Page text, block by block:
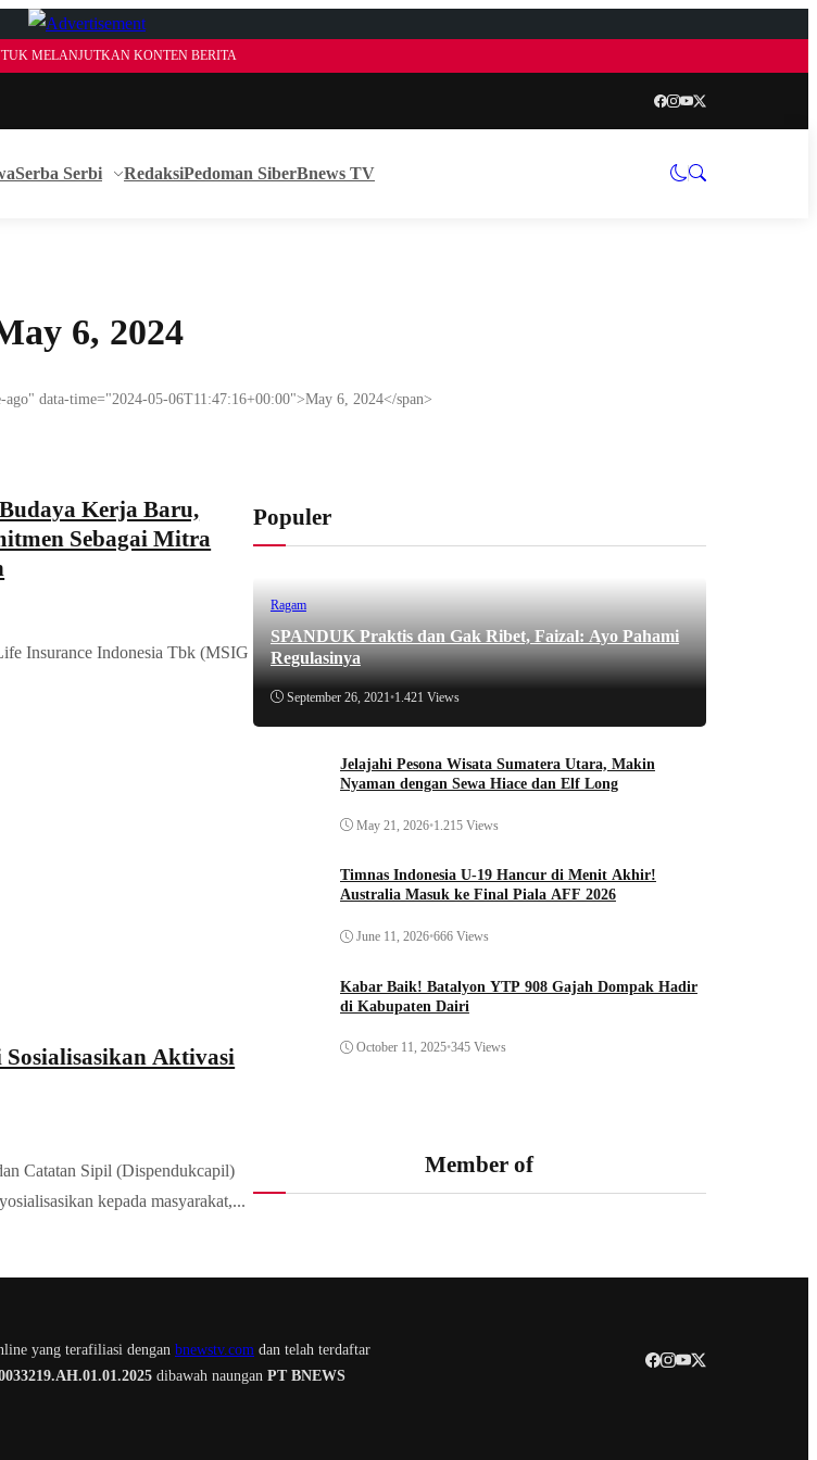
MELANJUTKAN KONTEN BERITA
Serba Serbi RedaksiPedoman SiberBnews TV
6, 2024
data-time="2024-05-06T11:47:16+00:00">May 6, 2024</span>
Kerja Baru,
Sebagai Mitra
Insurance Indonesia Tbk (MSIG
Aktivasi
Catatan Sipil (Dispendukcapil)
kepada masyarakat,...
Populer
Ragam
SPANDUK Praktis dan Gak Ribet, Faizal: Ayo Pahami
Regulasinya
September 26, 2021•1.421 Views
Jelajahi Pesona Wisata Sumatera Utara, Makin
Nyaman dengan Sewa Hiace dan Elf Long
May 21, 2026•1.215 Views
Timnas Indonesia U-19 Hancur di Menit Akhir!
Australia Masuk ke Final Piala AFF 2026
June 11, 2026•666 Views
Kabar Baik! Batalyon YTP 908 Gajah Dompak Hadir
di Kabupaten Dairi
October 11, 2025•345 Views
Member of
yang terafiliasi dengan bnewstv.com dan telah terdaftar
dibawah naungan PT BNEWS